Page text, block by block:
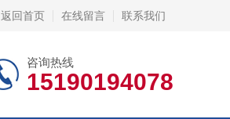
返回首页 在线留言 联系我们
咨询热线
15190194078